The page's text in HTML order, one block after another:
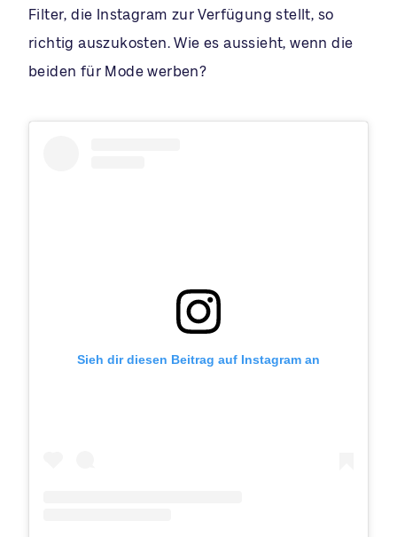
Filter, die Instagram zur Verfügung stellt, so
richtig auszukosten. Wie es aussieht, wenn die
beiden für Mode werben?
Sieh dir diesen Beitrag auf Instagram an